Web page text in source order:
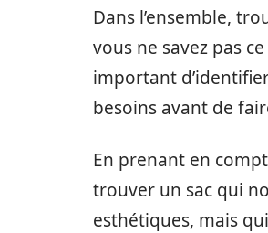
Dans l’ensemble,
vous ne savez pas
important
besoins avant de
En prenant en
trouver un sac qui
esthétiques, mais